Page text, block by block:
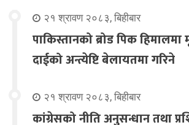
२१ श्रावण २०८३, बिहीबार
पाकिस्तानको ब्रोड पिक
दाईको अन्त्येष्टि बेलायतमा गरिने
२१ श्रावण २०८३, बिहीबार
कांग्रेसको नीति अनुसन्धान तथा